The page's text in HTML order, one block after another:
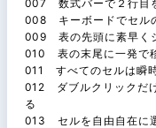
007 数式バーで２行目
008 キーボードでセル
009 表の先頭に素早く
010 表の末尾に一発で
011 すべてのセルは瞬
012 ダブルクリックだ
る
013 セルを自由自在に